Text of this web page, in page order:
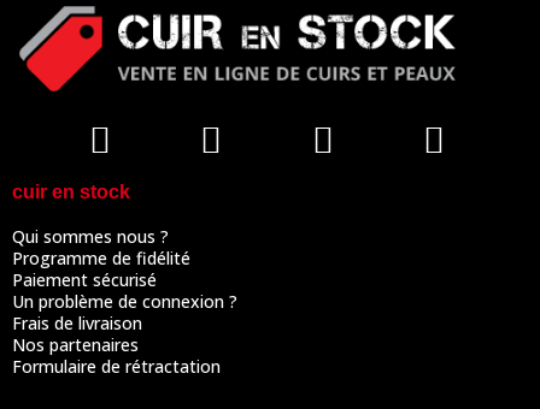
cuir en stock
Qui sommes nous ?
Programme de fidélité
Paiement sécurisé
Un problème de connexion ?
Frais de livraison
Nos partenaires
Formulaire de rétractation